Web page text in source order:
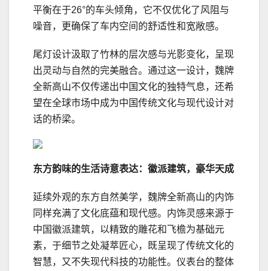
平衡在于26°的车头倾角，它不仅优化了风阻与
噪音，更确保了车内空间的舒适性和宽敞感。
尾灯设计汲取了竹林的层次感与光影变化，呈现
出灵动与自然的完美融合。通过这一设计，魏牌
全新高山不仅传递出中国文化的独特气息，还希
望在全球市场中成为中国传统文化与现代设计对
话的桥梁。
东方韵味的生活诗意表达：徽派建筑，豪华天成
延续外观的东方自然美学，魏牌全新高山的内饰
同样充满了文化底蕴和现代感。内饰灵感来源于
中国徽派建筑，以精致的雕花和飞檐为基础元
素，于细节之处凝萃匠心，既呈现了传统文化的
智慧，又不失现代科技的功能性。仪表台的整体